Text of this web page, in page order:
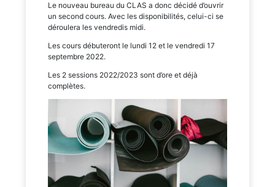
Le nouveau bureau du CLAS a donc décidé d’ouvrir
un second cours. Avec les disponibilités, celui-ci se
déroulera les vendredis midi.
Les cours débuteront le lundi 12 et le vendredi 17
septembre 2022.
Les 2 sessions 2022/2023 sont d’ore et déjà
complètes.